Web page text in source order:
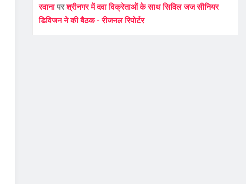
रवानापरश्रीनगर में दवा विक्रेताओं के साथ सिविल जज सीनियर
डिविजन ने की बैठक - रीजनल रिपोर्टर